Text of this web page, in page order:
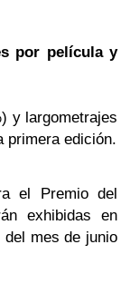
por película y
y largometrajes
primera edición.
el Premio del
exhibidas en
mes de junio